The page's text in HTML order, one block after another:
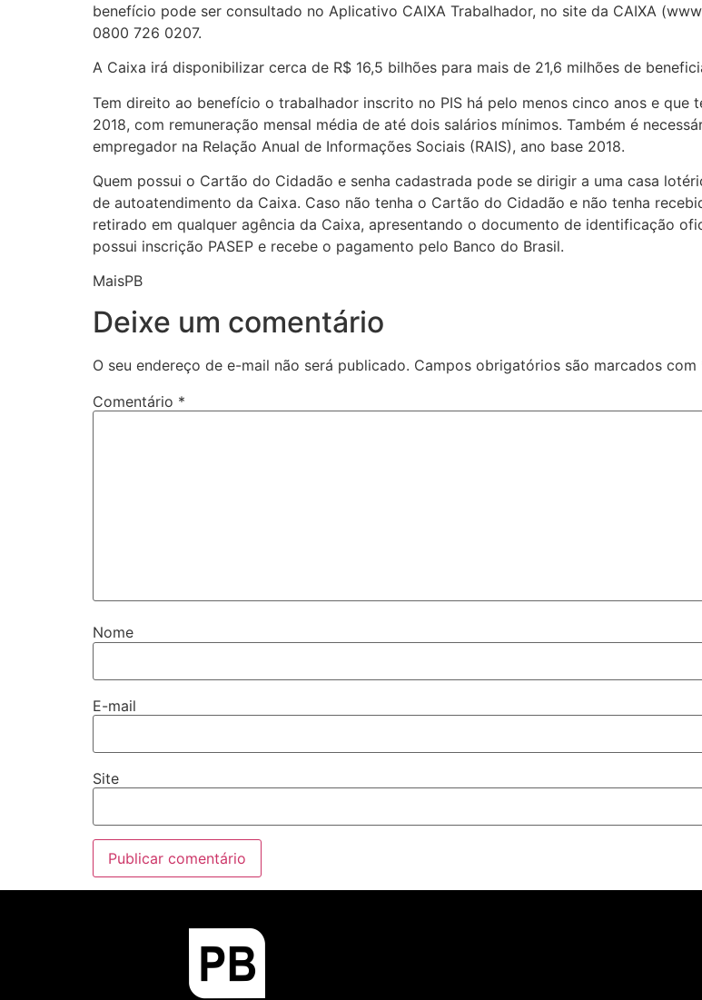
benefício pode ser consultado no Aplicativo CAIXA Trabalhador, no site da CAIXA
0800 726 0207.
A Caixa irá disponibilizar cerca de R$ 16,5 bilhões para mais de 21,6 milhões de
Tem direito ao benefício o trabalhador inscrito no PIS há pelo menos cinco anos e
2018, com remuneração mensal média de até dois salários mínimos. Também é
empregador na Relação Anual de Informações Sociais (RAIS), ano base 2018.
Quem possui o Cartão do Cidadão e senha cadastrada pode se dirigir a uma casa
de autoatendimento da Caixa. Caso não tenha o Cartão do Cidadão e não tenha
retirado em qualquer agência da Caixa, apresentando o documento de identificação
possui inscrição PASEP e recebe o pagamento pelo Banco do Brasil.
MaisPB
Deixe um comentário
O seu endereço de e-mail não será publicado. Campos obrigatórios são marcados com
Comentário *
Nome
E-mail
Site